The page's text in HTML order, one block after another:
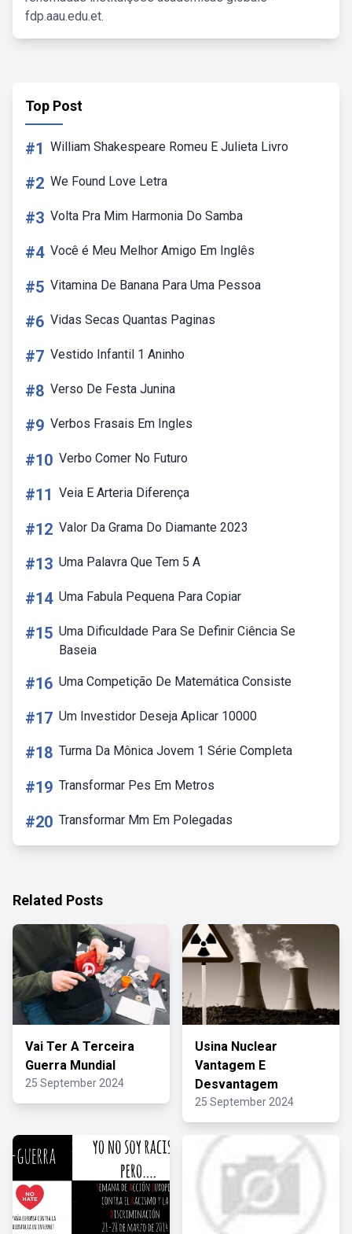
fdp.aau.edu.et.
Top Post
#1 William Shakespeare Romeu E Julieta Livro
#2 We Found Love Letra
#3 Volta Pra Mim Harmonia Do Samba
#4 Você é Meu Melhor Amigo Em Inglês
#5 Vitamina De Banana Para Uma Pessoa
#6 Vidas Secas Quantas Paginas
#7 Vestido Infantil 1 Aninho
#8 Verso De Festa Junina
#9 Verbos Frasais Em Ingles
#10 Verbo Comer No Futuro
#11 Veia E Arteria Diferença
#12 Valor Da Grama Do Diamante 2023
#13 Uma Palavra Que Tem 5 A
#14 Uma Fabula Pequena Para Copiar
#15 Uma Dificuldade Para Se Definir Ciência Se
Baseia
#16 Uma Competição De Matemática Consiste
#17 Um Investidor Deseja Aplicar 10000
#18 Turma Da Mônica Jovem 1 Série Completa
#19 Transformar Pes Em Metros
#20 Transformar Mm Em Polegadas
Related Posts
Vai Ter A Terceira
Guerra Mundial
25 September 2024
Usina Nuclear
Vantagem E
Desvantagem
25 September 2024